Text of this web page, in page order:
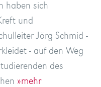
haben sich
und
Jörg Schmid -
- auf den Weg
des
»mehr